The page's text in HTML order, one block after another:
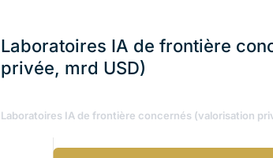
Laboratoires IA de frontière
privée, mrd USD)
Laboratoires IA de frontière concernés (valorisation